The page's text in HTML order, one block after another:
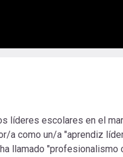
líderes escolares en el
como un/a "aprendiz
llamado "profesionalismo